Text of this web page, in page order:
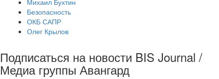
Михаил Бухтин
Безопасность
ОКБ САПР
Олег Крылов
Подписаться на новости BIS Journal /
Медиа группы Авангард